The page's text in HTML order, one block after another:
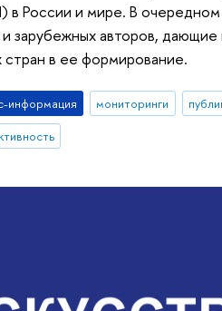
в России и мире. В
зарубежных авторов,
стран в ее формирование.
информация мониторинги